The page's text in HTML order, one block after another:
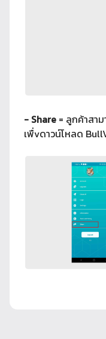
- Share = ลูกค้าสา
เพื่vดาวน์โหลด